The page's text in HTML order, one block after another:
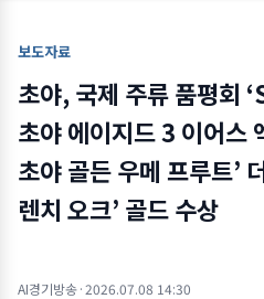
보도자료
초야, 국제 주류 품평회
초야 에이지드 3 이어스
초야 골든 우메 프루트’
렌치 오크’ 골드 수상
AI경기방송·2026.07.08 14:30